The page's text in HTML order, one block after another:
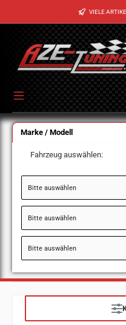
Zum Hauptinhalt springen VIELE
Marke / Modell
Fahrzeug auswählen: